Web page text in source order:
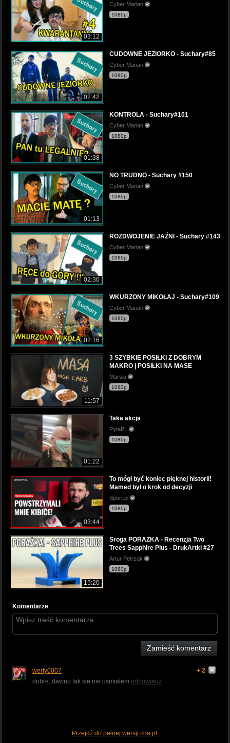
03:12
Cyber Marian
1080p
02:42
CUDOWNE JEZIORKO - Suchary#85
Cyber Marian
1080p
01:38
KONTROLA - Suchary#101
Cyber Marian
1080p
01:13
NO TRUDNO - Suchary #150
Cyber Marian
1080p
02:30
ROZDWOJENIE JAŹNI - Suchary #143
Cyber Marian
1080p
02:16
WKURZONY MIKOŁAJ - Suchary#109
Cyber Marian
1080p
11:57
3 SZYBKIE POSIŁKI Z DOBRYM
MAKRO | POSIŁKI NA MASE
Marsia
1080p
01:22
Taka akcja
PytaPL
1080p
03:44
To mógł być koniec pięknej historii!
Mamed był o krok od decyzji
Sport.pl
1080p
15:20
Sroga PORAŻKA - Recenzja Two
Trees Sapphire Plus - DrukArtki #27
Artur Petrzak
1080p
Komentarze
Zamieść komentarz
werty0007
+ 2
dobre, dawno tak sie nie usmialem odpowiedz
Przejdź do pełnej wersji cda.pl